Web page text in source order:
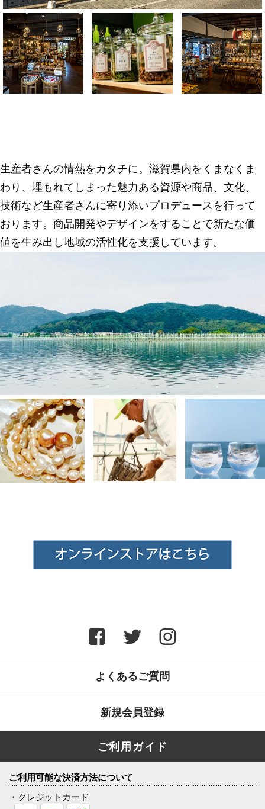
生産者さんの情熱をカタチに。滋賀県内をくまなくま
わり、埋もれてしまった魅力ある資源や商品、文化、
技術など生産者さんに寄り添いプロデュースを行って
おります。商品開発やデザインをすることで新たな価
値を生み出し地域の活性化を支援しています。
よくあるご質問
新規会員登録
ご利用ガイド
ご利用可能な決済方法について
・クレジットカード